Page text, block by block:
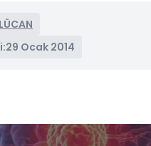
29 Ocak 2014